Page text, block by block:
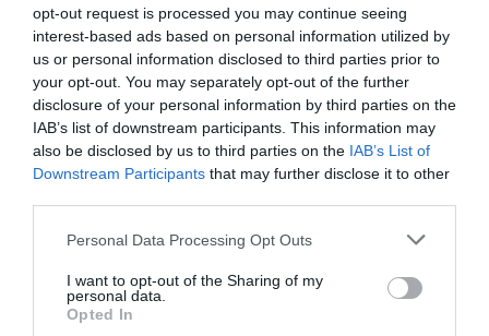
opt-out request is processed you may continue seeing
interest-based ads based on personal information utilized by
us or personal information disclosed to third parties prior to
your opt-out. You may separately opt-out of the further
disclosure of your personal information by third parties on the
IAB’s list of downstream participants. This information may
also be disclosed by us to third parties on the IAB’s List of
Downstream Participants that may further disclose it to other
Please note that this website/app uses one or more Google
not limited to your visit or usage behaviour. You may click to
grant or deny consent to Google and its third-party tags to
use your data for below specified purposes in below Google
Personal Data Processing Opt Outs
I want to opt-out of the Sharing of my
personal data.
Opted In
Τροχαίο στον Κηφισό – Καθυστερήσεις
στο ρεύμα προς Πειραιά
Μητσοτάκης: “Η ενίσχυση της
παραγωγικής βάσης στρατηγική
προτεραιότητα για μία πιο ανταγωνιστική,
εξωστρεφή και ανθεκτική ελληνική
οικονομία”
“Ελευθέριος Βενιζέλος”: Συνελήφθη
37χρονος με 4 μαχαίρια και δύο ψαλίδια
κλαδέματος